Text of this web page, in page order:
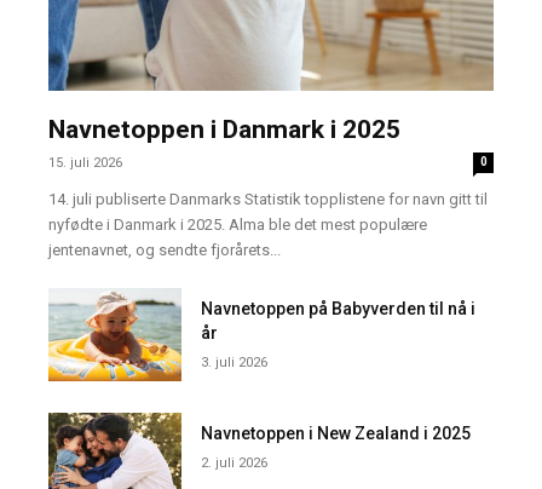
Navnetoppen i Danmark i 2025
15. juli 2026 0
14. juli publiserte Danmarks Statistik topplistene for navn gitt til
nyfødte i Danmark i 2025. Alma ble det mest populære
jentenavnet, og sendte fjorårets...
Navnetoppen på Babyverden til nå i
år
3. juli 2026
Navnetoppen i New Zealand i 2025
2. juli 2026